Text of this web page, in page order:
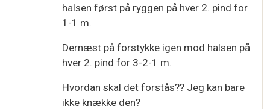
halsen først på ryggen på hver 2. pind for
1-1 m.
Dernæst på forstykke igen mod halsen på
hver 2. pind for 3-2-1 m.
Hvordan skal det forstås?? Jeg kan bare
ikke knække den?